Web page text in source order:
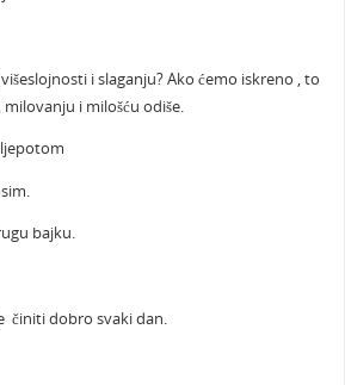
i slaganju? Ako ćemo iskreno , to
i milošću odiše.
bajku.
činiti dobro svaki dan.